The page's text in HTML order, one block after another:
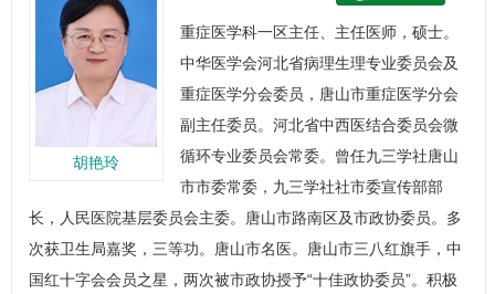
胡艳玲
重症医学科一区主任、主任医师，硕士。
中华医学会河北省病理生理专业委员会及
重症医学分会委员，唐山市重症医学分会
副主任委员。河北省中西医结合委员会微
循环专业委员会常委。曾任九三学社唐山
市市委常委，九三学社社市委宣传部部
长，人民医院基层委员会主委。唐山市路南区及市政协委员。多
次获卫生局嘉奖，三等功。唐山市名医。唐山市三八红旗手，中
国红十字会会员之星，两次被市政协授予“十佳政协委员”。积极